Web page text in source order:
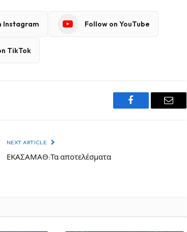
Instagram Follow on YouTube
TikTok
Facebook Email
NEXT ARTICLE
ΕΚΑΣΑΜΑΘ:Τα αποτελέσματα